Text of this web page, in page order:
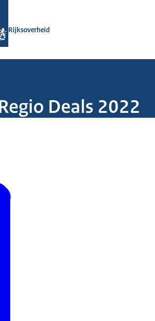
Rijksoverheid
Deals 2022